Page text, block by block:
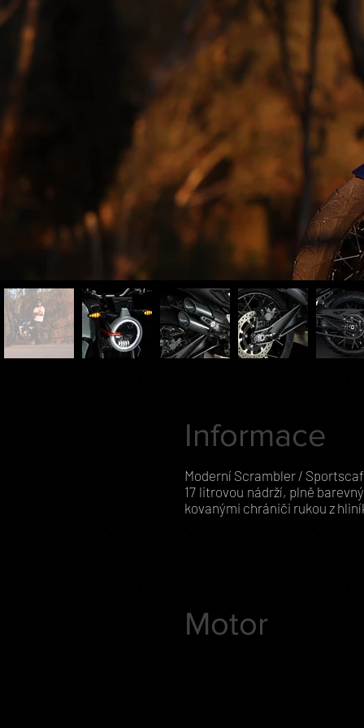
Informace
Moderní Scrambler /
17 litrovou nádrží, plně
kovanými chrániči rukou z
Motor